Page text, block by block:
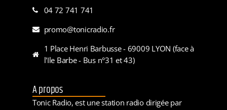
04 72 741 741
promo@tonicradio.fr
1 Place Henri Barbusse - 69009 LYON (face à
l'Ile Barbe - Bus n°31 et 43)
A propos
Tonic Radio, est une station radio dirigée par